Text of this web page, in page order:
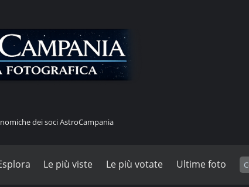
dei soci AstroCampania
Le più viste Le più votate Ultime foto